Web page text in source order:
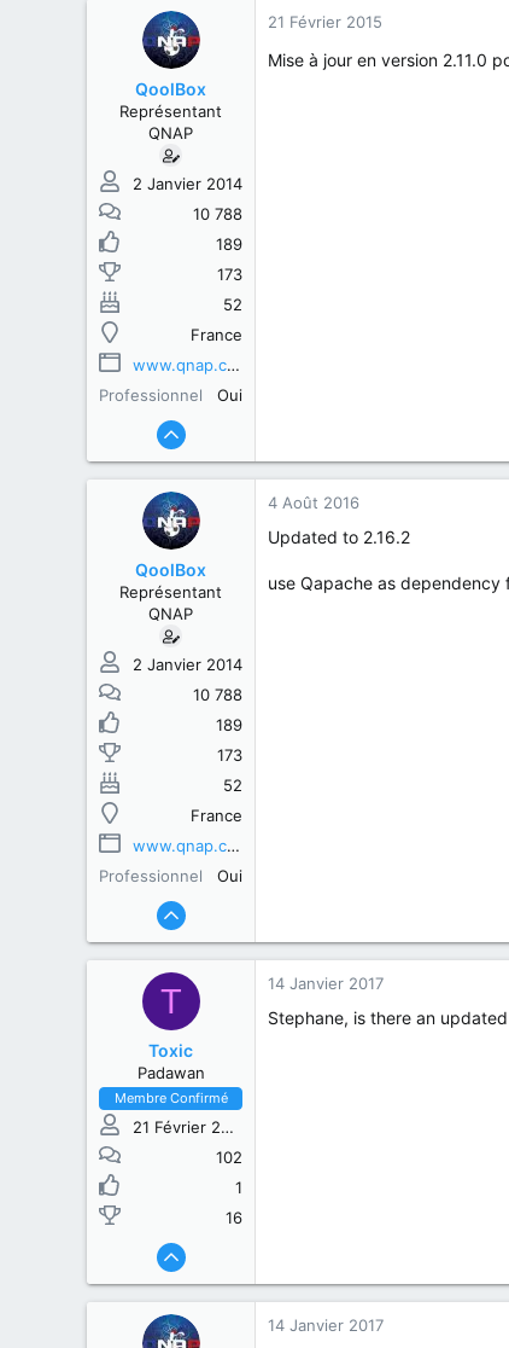
QoolBox
Représentant
QNAP
2 Janvier 2014
10 788
189
173
52
France
www.qnap.com
Professionnel
Oui
21 Février 2015
Mise à jour en version 2.11.0
QoolBox
Représentant
QNAP
2 Janvier 2014
10 788
189
173
52
France
www.qnap.com
Professionnel
Oui
4 Août 2016
Updated to 2.16.2
use Qapache as
T
Toxic
Padawan
Membre Confirmé
21 Février 2015
102
1
16
14 Janvier 2017
Stephane, is there an
14 Janvier 2017